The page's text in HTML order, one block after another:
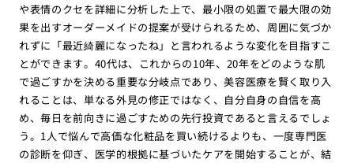
や表情のクセを詳細に分析した上で、最小限の処置で最大限の効
果を出すオーダーメイドの提案が受けられるため、周囲に気づか
れずに「最近綺麗になったね」と言われるような変化を目指すこ
とができます。40代は、これからの10年、20年をどのような肌
で過ごすかを決める重要な分岐点であり、美容医療を賢く取り入
れることは、単なる外見の修正ではなく、自分自身の自信を高
め、毎日を前向きに過ごすための先行投資であると言えるでしょ
う。1人で悩んで高価な化粧品を買い続けるよりも、一度専門医
の診断を仰ぎ、医学的根拠に基づいたケアを開始することが、結